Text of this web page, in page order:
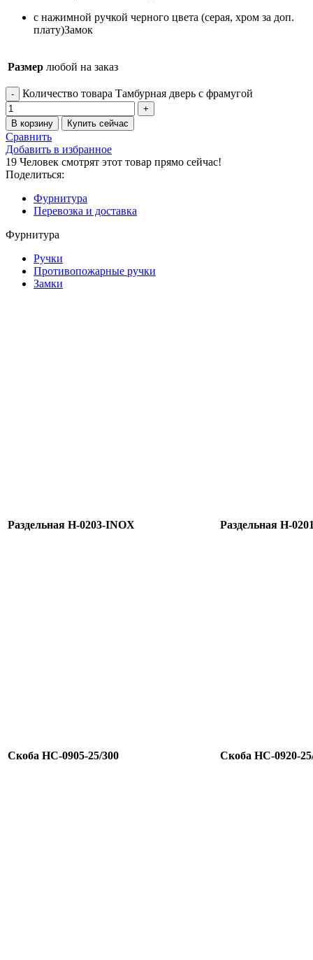
с нажимной ручкой черного цвета (серая, хром за доп.
плату)Замок
Размер любой на заказ
Количество товара Тамбурная дверь с фрамугой
В корзину Купить сейчас
Сравнить
Добавить в избранное
19 Человек смотрят этот товар прямо сейчас!
Поделиться:
Фурнитура
Перевозка и доставка
Фурнитура
Ручки
Противопожарные ручки
Замки
Раздельная H-0203-INOX Раздельная H-
Скоба HC-0905-25/300 Скоба HC-0920-